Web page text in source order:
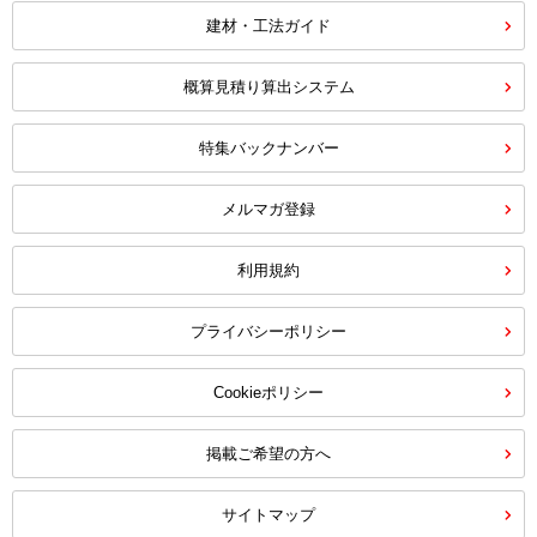
建材・工法ガイド
概算見積り算出システム
特集バックナンバー
メルマガ登録
利用規約
プライバシーポリシー
Cookieポリシー
掲載ご希望の方へ
サイトマップ